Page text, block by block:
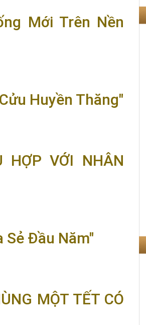
Mới Trên Nền
Huyền Thăng"
HỢP VỚI NHÂN
Sẻ Đầu Năm"
MỘT TẾT CÓ